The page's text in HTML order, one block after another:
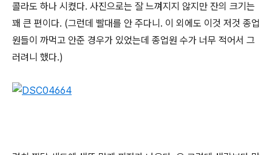
콜라도 하나 시켰다. 사진으로는 잘 느껴지지 않지만 잔의 크기는
꽤 큰 편이다. (그런데 빨대를 안 주다니. 이 외에도 이것 저것 종업
원들이 까먹고 안준 경우가 있었는데 종업원 수가 너무 적어서 그
러려니 했다.)